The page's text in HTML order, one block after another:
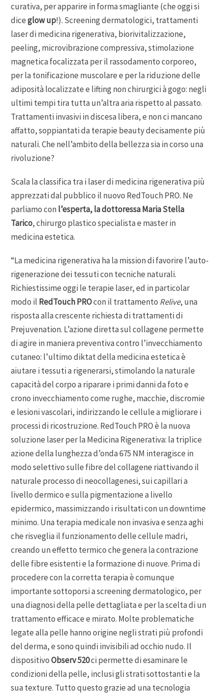
curativa, per apparire in forma smagliante (che oggi si
diceglow up!). Screening dermatologici, trattamenti
laser di medicina rigenerativa, biorivitalizzazione,
peeling, microvibrazione compressiva, stimolazione
magnetica focalizzata per il rassodamento corporeo,
per la tonificazione muscolare e per la riduzione delle
adiposità localizzate e lifting non chirurgici à gogo: negli
ultimi tempi tira tutta un’altra aria rispetto al passato.
Trattamenti invasivi in discesa libera, e non ci mancano
affatto, soppiantati da terapie beauty decisamente più
naturali. Che nell’ambito della bellezza sia in corso una
rivoluzione?
Scala la classifica tra i laser di medicina rigenerativa più
apprezzati dal pubblico il nuovo RedTouch PRO. Ne
parliamo conl’esperta, la dottoressa Maria Stella
Tarico, chirurgo plastico specialista e master in
medicina estetica.
“La medicina rigenerativa ha la mission di favorire l’auto-
rigenerazione dei tessuti con tecniche naturali.
Richiestissime oggi le terapie laser, ed in particolar
modo il RedTouch PROcon il trattamento Relive, una
risposta alla crescente richiesta di trattamenti di
Prejuvenation. L’azione diretta sul collagene permette
di agire in maniera preventiva contro l’invecchiamento
cutaneo: l’ultimo diktat della medicina estetica è
aiutare i tessuti a rigenerarsi, stimolando la naturale
capacità del corpo a riparare i primi danni da foto e
crono invecchiamento come rughe, macchie, discromie
e lesioni vascolari, indirizzando le cellule a migliorare i
processi di ricostruzione. RedTouch PRO è la nuova
soluzione laser per la Medicina Rigenerativa: la triplice
azione della lunghezza d’onda 675 NM interagisce in
modo selettivo sulle fibre del collagene riattivando il
naturale processo di neocollagenesi, sui capillari a
livello dermico e sulla pigmentazione a livello
epidermico, massimizzando i risultati con un downtime
minimo. Una terapia medicale non invasiva e senza aghi
che risveglia il funzionamento delle cellule madri,
creando un effetto termico che genera la contrazione
delle fibre esistenti e la formazione di nuove. Prima di
procedere con la corretta terapia è comunque
importante sottoporsi a screening dermatologico, per
una diagnosi della pelle dettagliata e per la scelta di un
trattamento efficace e mirato. Molte problematiche
legate alla pelle hanno origine negli strati più profondi
del derma, e sono quindi invisibili ad occhio nudo. Il
dispositivoObserv 520ci permette di esaminare le
condizioni della pelle, inclusi gli strati sottostanti e la
sua texture. Tutto questo grazie ad una tecnologia